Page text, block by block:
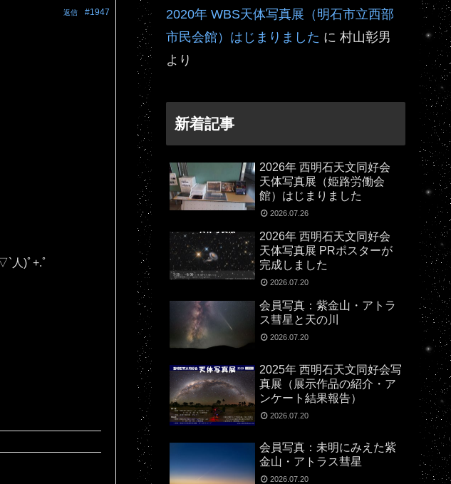
#1947
返信
人)ﾟ+.ﾟ
2020年 WBS天体写真展（明石市立西部
市民会館）はじまりました に 村山彰男
より
新着記事
2026年 西明石天文同好会
天体写真展（姫路労働会
館）はじまりました
2026.07.26
2026年 西明石天文同好会
天体写真展 PRポスターが
完成しました
2026.07.20
会員写真：紫金山・アトラ
ス彗星と天の川
2026.07.20
2025年 西明石天文同好会写
真展（展示作品の紹介・ア
ンケート結果報告）
2026.07.20
会員写真：未明にみえた紫
金山・アトラス彗星
2026.07.20